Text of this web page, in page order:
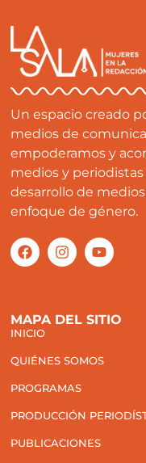
Un espacio creado
medios de
empoderamos y
medios y
desarrollo de
enfoque de género.
MAPA DEL SITIO
INICIO
QUIÉNES SOMOS
PROGRAMAS
PRODUCCIÓN
PUBLICACIONES